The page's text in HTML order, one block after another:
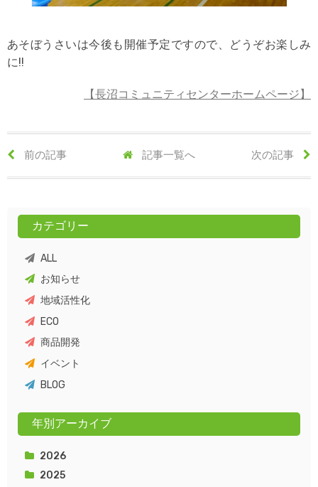
あそぼうさいは今後も開催予定ですので、どうぞお楽しみ
に!!
【長沼コミュニティセンターホームページ】
前の記事 記事一覧へ 次の記事
カテゴリー
ALL
お知らせ
地域活性化
ECO
商品開発
イベント
BLOG
年別アーカイブ
2026
2025